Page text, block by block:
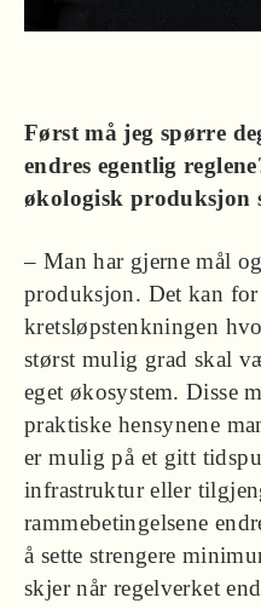
Først må jeg spørre
endres egentlig
økologisk produksjon
– Man har gjerne mål
produksjon. Det kan
kretsløpstenkningen
størst mulig grad skal
eget økosystem. Disse
praktiske hensynene
er mulig på et gitt
infrastruktur eller
rammebetingelsene
å sette strengere
skjer når regelverket